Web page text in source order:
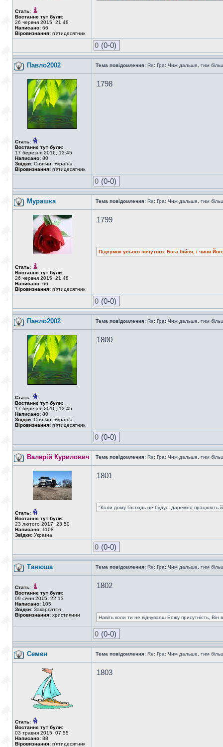
Стать:
Востаннє тут були:
26 червня 2015, 21:48
Написано: 66
Віровизнання: п'ятидесятник
0 (0-0)
Павло2002 Тема повідомлення: Re: Гра: Чим дальше, тим
Стать:
Востаннє тут були:
17 березня 2016, 13:45
Написано: 80
Звідки: Снятин, Україна
Віровизнання: п'ятидесятник
1798
0 (0-0)
Мурашка Тема повідомлення: Re: Гра: Чим дальше, тим
Стать:
Востаннє тут були:
26 червня 2015, 21:48
Написано: 66
Віровизнання: п'ятидесятник
1799
Підсумок усього почутого: Бога бійся, і чини
0 (0-0)
Павло2002 Тема повідомлення: Re: Гра: Чим дальше, тим
Стать:
Востаннє тут були:
17 березня 2016, 13:45
Написано: 80
Звідки: Снятин, Україна
Віровизнання: п'ятидесятник
1800
0 (0-0)
Валерій Курилович Тема повідомлення: Re: Гра: Чим дальше, тим
Стать:
Востаннє тут були:
23 лютого 2017, 23:50
Написано: 1108
Звідки: Україна
1801
"Коли дому Господь не будує, даремно працюють
0 (0-0)
Танюша Тема повідомлення: Re: Гра: Чим дальше, тим
Стать:
Востаннє тут були:
09 січня 2015, 22:13
Написано: 105
Звідки: Закарпаття
Віровизнання: християнин
1802
Навiть коли ти не вiдчуваеш Божу присутнiсть, Вiн
0 (0-0)
Семен Тема повідомлення: Re: Гра: Чим дальше, тим
Стать:
Востаннє тут були:
03 травня 2015, 07:55
Написано: 88
Віровизнання: п'ятидесятник
1803